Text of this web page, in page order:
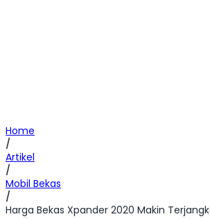
Home
/
Artikel
/
Mobil Bekas
/